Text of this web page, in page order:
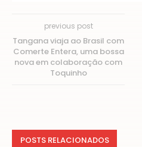
previous post
Tangana viaja ao Brasil com
Comerte Entera, uma bossa
nova em colaboração com
Toquinho
POSTS RELACIONADOS